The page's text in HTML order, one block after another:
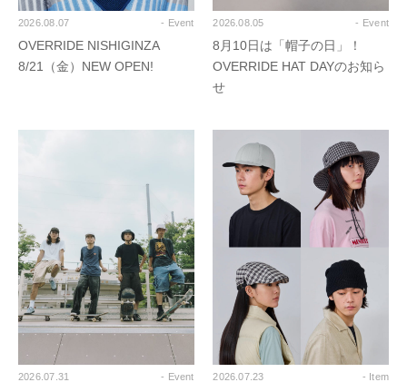
2026.08.07 - Event
OVERRIDE NISHIGINZA
8/21（金）NEW OPEN!
2026.08.05 - Event
8月10日は「帽子の日」！
OVERRIDE HAT DAYのお知ら
せ
2026.07.31 - Event 2026.07.23 - Item